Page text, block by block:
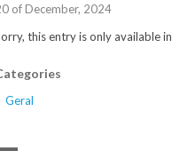
of December, 2024
this entry is only available in
Geral